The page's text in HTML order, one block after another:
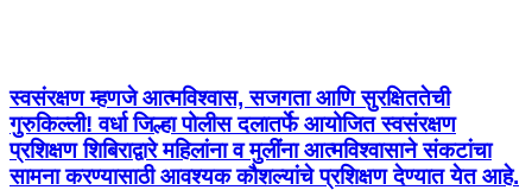
स्वसंरक्षण म्हणजे आत्मविश्वास, सजगता आणि सुरक्षिततेची
गुरुकिल्ली! वर्धा जिल्हा पोलीस दलातर्फे आयोजित स्वसंरक्षण
प्रशिक्षण शिबिराद्वारे महिलांना व मुलींना आत्मविश्वासाने संकटांचा
सामना करण्यासाठी आवश्यक कौशल्यांचे प्रशिक्षण देण्यात येत आहे.